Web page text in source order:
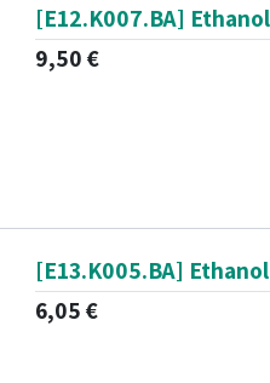
[E12.K007.BA]
9,50€
[E13.K005.BA]
6,05€